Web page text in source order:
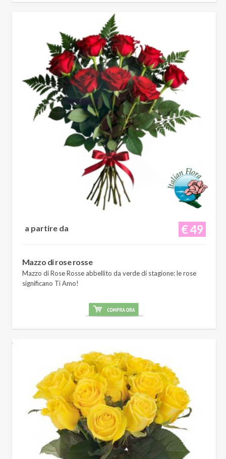
€ 49
a partire da
Mazzo di rose rosse
Mazzo di Rose Rosse abbellito da verde di stagione: le rose
significano Ti Amo!